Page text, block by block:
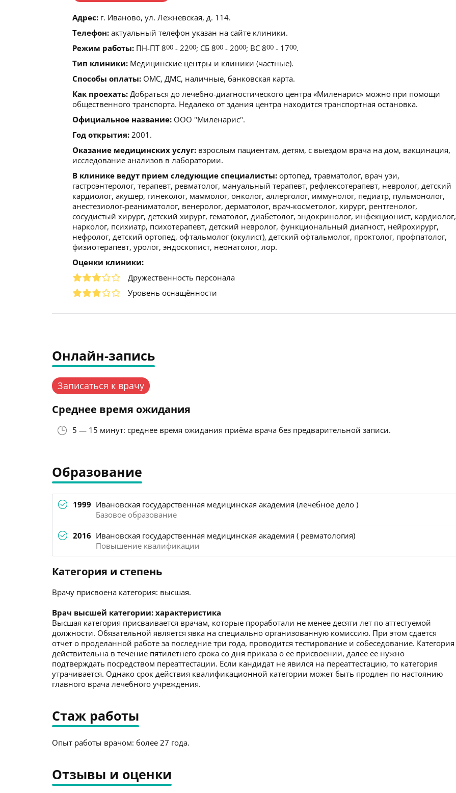
Адрес: г. Иваново, ул. Лежневская, д. 114.
Телефон: актуальный телефон указан на сайте клиники.
Режим работы: ПН-ПТ 800 - 2200; СБ 800 - 2000; ВС 800 - 1700.
Тип клиники: Медицинские центры и клиники (частные).
Способы оплаты: ОМС, ДМС, наличные, банковская карта.
Как проехать: Добраться до лечебно-диагностического центра «Миленарис» можно при помощи
общественного транспорта. Недалеко от здания центра находится транспортная остановка.
Официальное название: ООО "Миленарис".
Год открытия: 2001.
Оказание медицинских услуг: взрослым пациентам, детям, с выездом врача на дом, вакцинация,
исследование анализов в лаборатории.
В клинике ведут прием следующие специалисты: ортопед, травматолог, врач узи,
гастроэнтеролог, терапевт, ревматолог, мануальный терапевт, рефлексотерапевт, невролог, детский
кардиолог, акушер, гинеколог, маммолог, онколог, аллерголог, иммунолог, педиатр, пульмонолог,
анестезиолог-реаниматолог, венеролог, дерматолог, врач-косметолог, хирург, рентгенолог,
сосудистый хирург, детский хирург, гематолог, диабетолог, эндокринолог, инфекционист, кардиолог,
нарколог, психиатр, психотерапевт, детский невролог, функциональный диагност, нейрохирург,
нефролог, детский ортопед, офтальмолог (окулист), детский офтальмолог, проктолог, профпатолог,
физиотерапевт, уролог, эндоскопист, неонатолог, лор.
Оценки клиники:
Дружественность персонала
Уровень оснащённости
Онлайн-запись
Записаться к врачу
Среднее время ожидания
5 — 15 минут: среднее время ожидания приёма врача без предварительной записи.
Образование
1999 Ивановская государственная медицинская академия (лечебное дело )
Базовое образование
2016 Ивановская государственная медицинская академия ( ревматология)
Повышение квалификации
Категория и степень
Врачу присвоена категория: высшая.
Врач высшей категории: характеристика
Высшая категория присваивается врачам, которые проработали не менее десяти лет по аттестуемой
должности. Обязательной является явка на специально организованную комиссию. При этом сдается
отчет о проделанной работе за последние три года, проводится тестирование и собеседование. Категория
действительна в течение пятилетнего срока со дня приказа о ее присвоении, далее ее нужно
подтверждать посредством переаттестации. Если кандидат не явился на переаттестацию, то категория
утрачивается. Однако срок действия квалификационной категории может быть продлен по настоянию
главного врача лечебного учреждения.
Стаж работы
Опыт работы врачом: более 27 года.
Отзывы и оценки